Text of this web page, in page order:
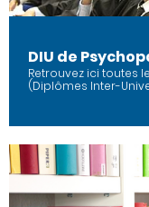
DIU de
Retrouvez ici toutes
(Diplômes Inter-